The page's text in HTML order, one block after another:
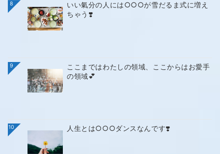
8
いい氣分の人には○○○が雪だるま式に増え
ちゃう❣️
9
ここまではわたしの領域、ここからはお愛手
の領域💕
10 人生とは○○○ダンスなんです❣️